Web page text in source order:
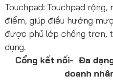
Touchpad: Touchpad
điểm, giúp điều hướng
được phủ lớp chống trơn,
dụng.
Cổng kết nối- Đa
doanh